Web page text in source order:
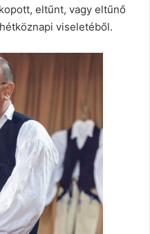
eltűnt, vagy eltűnő
viseletéből.